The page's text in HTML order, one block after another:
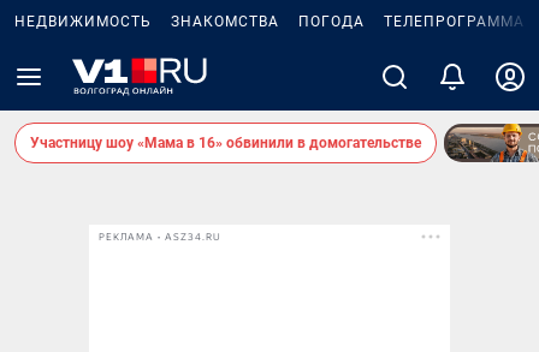
НЕДВИЖИМОСТЬ ЗНАКОМСТВА ПОГОДА ТЕЛЕПРОГРАММА
Участницу шоу «Мама в 16» обвинили в домогательстве
РЕКЛАМА • ASZ34.RU